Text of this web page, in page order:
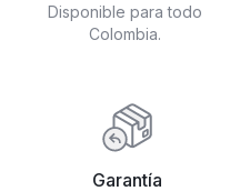
Disponible para todo
Colombia.
Garantía